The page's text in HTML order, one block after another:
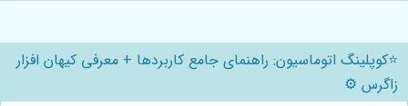
⭐️کوپلینگ اتوماسیون: راهنمای جامع کاربردها + معرفی کیهان افزار
زاگرس ⚙️